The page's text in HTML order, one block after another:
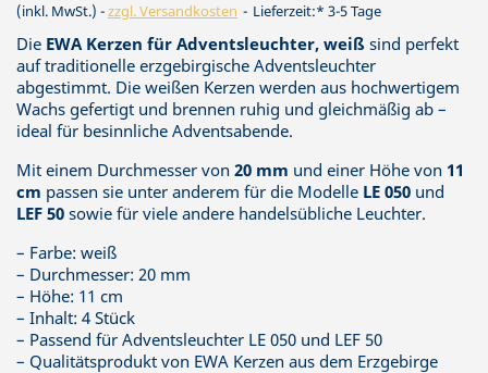
(inkl. MwSt.) zzgl. Versandkosten Lieferzeit:* 3-5 Tage
Die EWA Kerzen für Adventsleuchter, weiß sind perfekt
auf traditionelle erzgebirgische Adventsleuchter
abgestimmt. Die weißen Kerzen werden aus hochwertigem
Wachs gefertigt und brennen ruhig und gleichmäßig ab –
ideal für besinnliche Adventsabende.
Mit einem Durchmesser von 20 mm und einer Höhe von 11
cm passen sie unter anderem für die Modelle LE 050 und
LEF 50 sowie für viele andere handelsübliche Leuchter.
– Farbe: weiß
– Durchmesser: 20 mm
– Höhe: 11 cm
– Inhalt: 4 Stück
– Passend für Adventsleuchter LE 050 und LEF 50
– Qualitätsprodukt von EWA Kerzen aus dem Erzgebirge